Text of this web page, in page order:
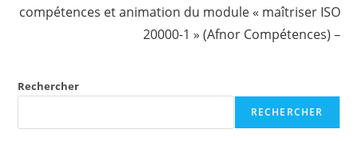
compétences et animation du module « maîtriser ISO
20000-1 » (Afnor Compétences) –
Rechercher
RECHERCHER